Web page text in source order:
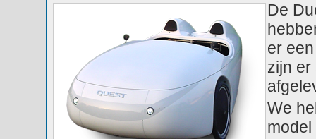
De
er
zijn er
We